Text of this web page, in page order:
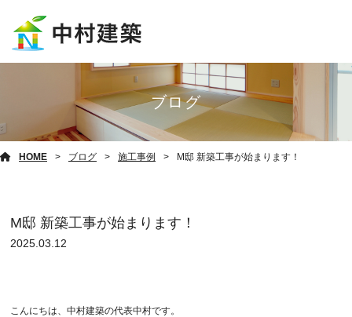
ブログ
HOME ブログ 施工事例 M邸 新築工事が始まります！
M邸 新築工事が始まります！
2025.03.12
こんにちは、中村建築の代表中村です。